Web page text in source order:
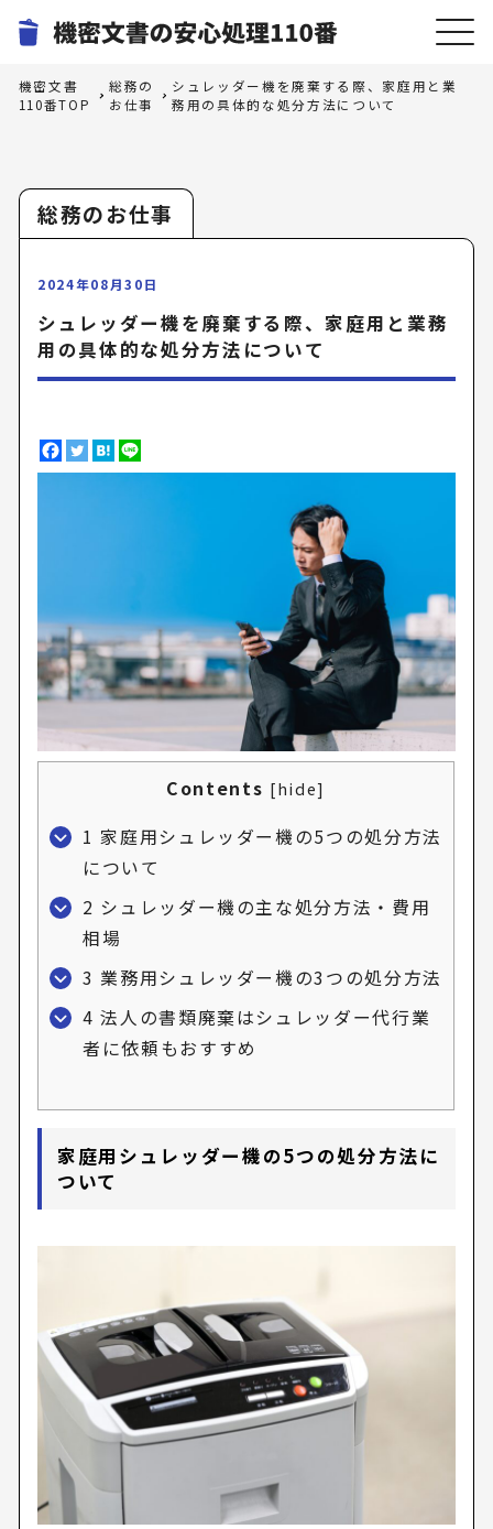
機密文書
110番TOP
総務の
お仕事
シュレッダー機を廃棄する際、家庭用と業
務用の具体的な処分方法について
総務のお仕事
2024年08月30日
シュレッダー機を廃棄する際、家庭用と業務
用の具体的な処分方法について
Contents [hide]
1 家庭用シュレッダー機の5つの処分方法
について
2 シュレッダー機の主な処分方法・費用
相場
3 業務用シュレッダー機の3つの処分方法
4 法人の書類廃棄はシュレッダー代行業
者に依頼もおすすめ
家庭用シュレッダー機の5つの処分方法に
ついて